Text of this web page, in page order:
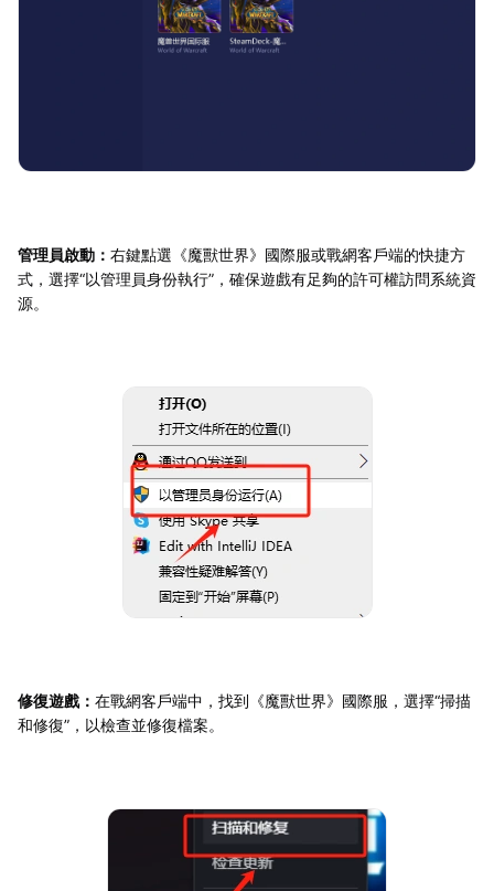
管理員啟動： 右鍵點選《魔獸世界》國際服或戰網客戶端的快捷方
式，選擇“以管理員身份執行”，確保遊戲有足夠的許可權訪問系統資
源。
修復遊戲： 在戰網客戶端中，找到《魔獸世界》國際服，選擇“掃描
和修復”，以檢查並修復檔案。